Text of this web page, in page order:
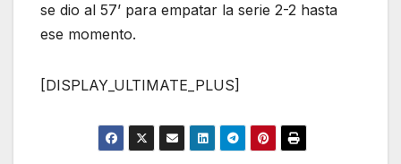
se dio al 57’ para empatar la serie 2-2 hasta
ese momento.
[DISPLAY_ULTIMATE_PLUS]